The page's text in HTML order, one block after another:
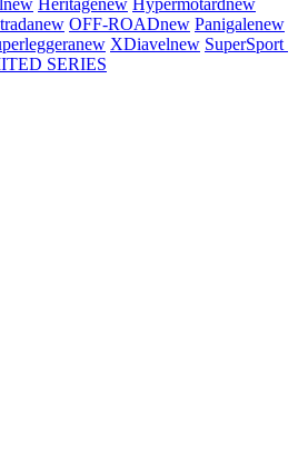
new Heritagenew Hypermotardnew
new OFF-ROADnew Panigalenew
new XDiavelnew SuperSport
SERIES